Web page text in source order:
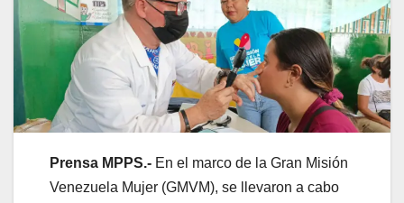
Prensa MPPS.- En el marco de la Gran Misión
Venezuela Mujer (GMVM), se llevaron a cabo